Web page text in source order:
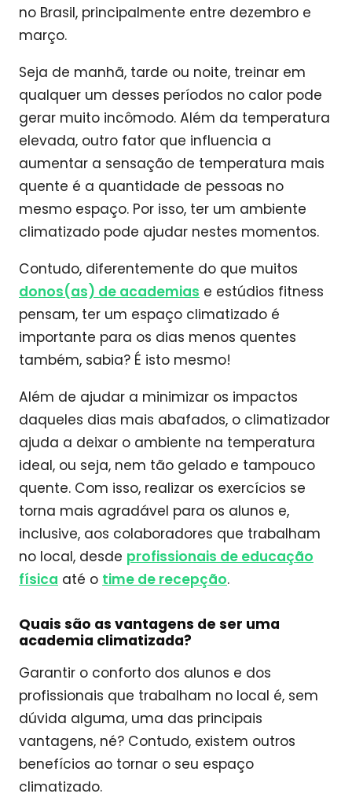
no Brasil, principalmente entre dezembro e
março.
Seja de manhã, tarde ou noite, treinar em
qualquer um desses períodos no calor pode
gerar muito incômodo. Além da temperatura
elevada, outro fator que influencia a
aumentar a sensação de temperatura mais
quente é a quantidade de pessoas no
mesmo espaço. Por isso, ter um ambiente
climatizado pode ajudar nestes momentos.
Contudo, diferentemente do que muitos
donos(as) de academias e estúdios fitness
pensam, ter um espaço climatizado é
importante para os dias menos quentes
também, sabia? É isto mesmo!
Além de ajudar a minimizar os impactos
daqueles dias mais abafados, o climatizador
ajuda a deixar o ambiente na temperatura
ideal, ou seja, nem tão gelado e tampouco
quente. Com isso, realizar os exercícios se
torna mais agradável para os alunos e,
inclusive, aos colaboradores que trabalham
no local, desde profissionais de educação
física até o time de recepção.
Quais são as vantagens de ser uma
academia climatizada?
Garantir o conforto dos alunos e dos
profissionais que trabalham no local é, sem
dúvida alguma, uma das principais
vantagens, né? Contudo, existem outros
benefícios ao tornar o seu espaço
climatizado.